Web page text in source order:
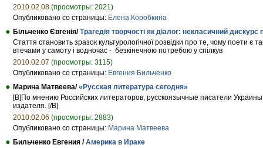
2010.02.08 (просмотры: 2021)
Опубликовано со страницы: Елена Коробкина
Більченко Євгенія/Трагедія творчості як діалог: некласичний дискурс
Стаття становить зразок культурологічної розвідки про те, чому поети є
втечами у самоту і водночас - безкінечною потребою у спілкув
2010.02.07 (просмотры: 3115)
Опубликовано со страницы: Евгения Бильченко
Марина Матвеева/«Русская литература сегодня»
[B]По мнению Российских литераторов, русскоязычные писатели
издателя. [/B]
2010.02.06 (просмотры: 2883)
Опубликовано со страницы: Марина Матвеева
Бильченко Евгения /Америка в Ираке